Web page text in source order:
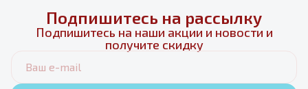
Подпишитесь на рассылку
Подпишитесь на наши акции и новости и
получите скидку